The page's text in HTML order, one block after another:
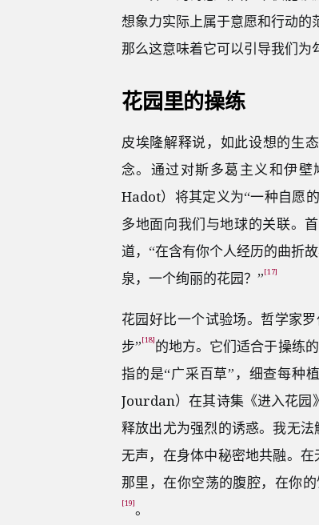
想象力实际上属于意愿和行动的
那么这意味着它可以引导我们为
花园里的操练
皮埃隆解释说，如此设想的生
念。通过对斯多葛主义和伊
Hadot）将其定义为“一种自愿
多地面向我们与地球的关联。
道，“在含有你个人经历的曲折
泉，一个绚丽的花园？”[17]
花园好比一个试验场。哲学家
步”[18]的地方。它们适合于操练
指的是“广采百草”，细查每种
Jourdan）在其诗集《进入花园
释放出尤为强烈的诱惑。我无
无声，在身体中秘密地共融。
那里，在你空荡的腹腔，在你
[19]。